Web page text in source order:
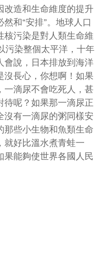
改造和生命維度的提升
和“安排”。地球人口
核污染是對人類生命維
污染整個太平洋，十年
會說，日本排放到海洋
沒長心，你想啊！如果
一滴尿不會吃死人，甚
待呢？如果那一滴尿正
沒有一滴尿的粥同樣安
那些小生物和魚類生命
就好比溫水煮青蛙一
果能夠使世界各國人民